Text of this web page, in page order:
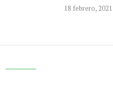
18 febrero, 2021